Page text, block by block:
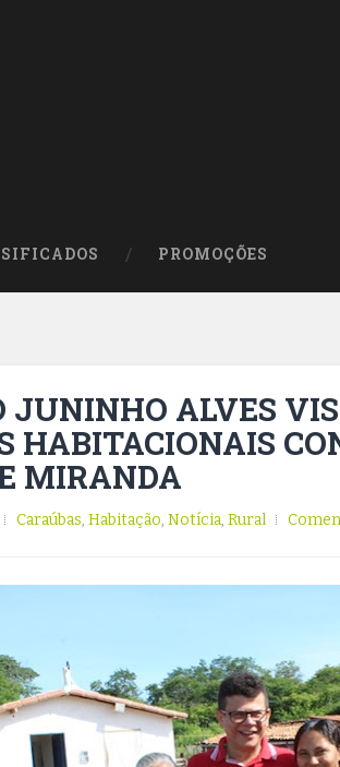
PROMOÇÕES
JUNINHO ALVES
HABITACIONAIS
MIRANDA
Caraúbas,Habitação,Notícia,Rural